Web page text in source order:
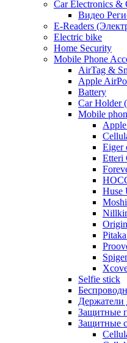
Car Electronics &
Видео
E-Readers
Electric bike
Home Security
Mobile Phone
AirTag &
Apple
Battery
Car Holder
Mobile
Eiger
Etteri
Huse
Selfie stick
Держатели
Защитные
Защитные